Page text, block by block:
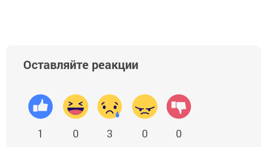
Оставляйте реакции
1 0 3 0 0